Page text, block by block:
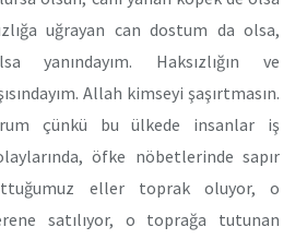
uğrayan can dostum da olsa,
yanındayım. Haksızlığın ve
Allah kimseyi şaşırtmasın.
çünkü bu ülkede insanlar iş
öfke nöbetlerinde sapır
eller toprak oluyor, o
satılıyor, o toprağa tutunan